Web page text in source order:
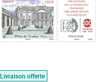
Livraison offerte